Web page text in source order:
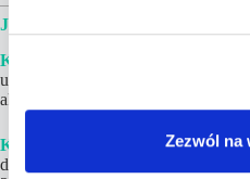
Zezwól na
JAK WYGLĄDA
Krok 1.
Złóż i opłać zamówienie.
udział więcej niż 8 osób lub
aktualna – napisz do nas na
Krok 2.
Poczekaj na gotowy Plan
do rezerwacji. Zwykle